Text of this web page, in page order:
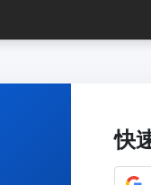
快